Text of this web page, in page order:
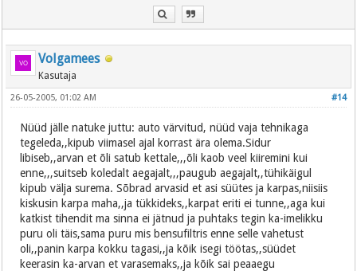
Volgamees
Kasutaja
#14
26-05-2005, 01:02 AM
Nüüd jälle natuke juttu: auto värvitud, nüüd vaja tehnikaga
tegeleda,,kipub viimasel ajal korrast ära olema.Sidur
libiseb,,arvan et õli satub kettale,,,õli kaob veel kiiremini kui
enne,,,suitseb koledalt aegajalt,,,paugub aegajalt,,tühikäigul
kipub välja surema. Sõbrad arvasid et asi süütes ja karpas,niisiis
kiskusin karpa maha,,ja tükkideks,,karpat eriti ei tunne,,aga kui
katkist tihendit ma sinna ei jätnud ja puhtaks tegin ka-imelikku
puru oli täis,sama puru mis bensufiltris enne selle vahetust
oli,,panin karpa kokku tagasi,,ja kõik isegi töötas,,süüdet
keerasin ka-arvan et varasemaks,,ja kõik sai peaaegu